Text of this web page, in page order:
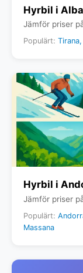
Hyrbil i
Jämför priser
Populärt:
Hyrbil i
Jämför priser
Populärt:
Massana